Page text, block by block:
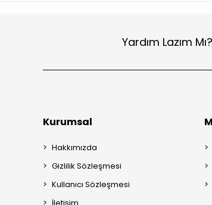
Yardım Lazım Mı?
Kurumsal
Hakkımızda
Gizlilik Sözleşmesi
Kullanıcı Sözleşmesi